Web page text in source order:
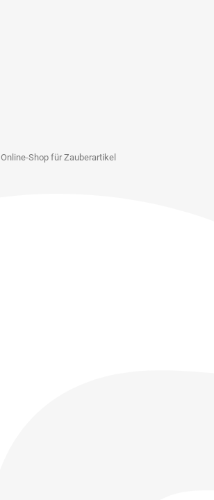
Online-Shop für Zauberartikel